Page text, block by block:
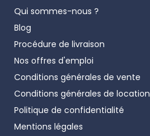
Qui sommes-nous ?
Blog
Procédure de livraison
Nos offres d'emploi
Conditions générales de vente
Conditions générales de location
Politique de confidentialité
Mentions légales